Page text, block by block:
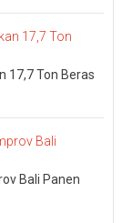
17,7 Ton Beras
Bali Panen